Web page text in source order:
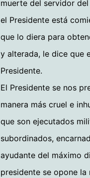
muerte del servidor
el Presidente está
que lo diera para
y alterada, le dice que
Presidente.
El Presidente se nos
manera más cruel e
que son ejecutados
subordinados,
ayudante del máximo
presidente se opone